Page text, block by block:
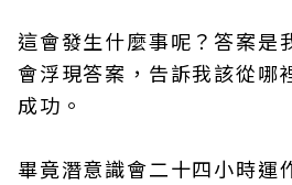
這會發生什麼事呢？答案是
會浮現答案，告訴我該從哪
成功。
畢竟潛意識會二十四小時運